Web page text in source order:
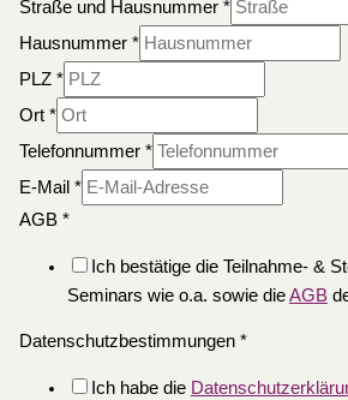
Straße und Hausnummer *
Hausnummer *
PLZ *
Ort *
Telefonnummer *
E-Mail *
AGB *
Ich bestätige die Teilnahme- &
Seminars wie o.a. sowie dieAGB
Datenschutzbestimmungen *
Ich habe die